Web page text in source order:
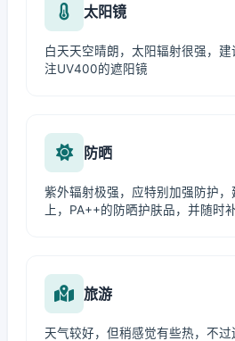
太阳镜
白天天空晴朗，太阳辐射很强，
注UV400的遮阳镜
防晒
紫外辐射极强，应特别加强防护，
上，PA++的防晒护肤品，并随时补
旅游
天气较好，但稍感觉有些热，不